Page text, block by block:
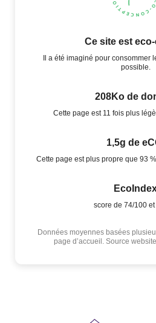
Ce site est
Il a été imaginé pour consommer
possible.
208Ko de
Cette page est 11 fois plus
1,5g de
Cette page est plus propre que 93
score de 74/100 et
Données moyennes basées
page d’accueil. Source